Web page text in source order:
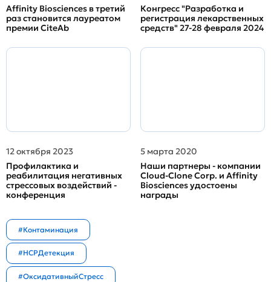
Affinity Biosciences в третий
раз становится лауреатом
премии CiteAb
Конгресс "Разработка и
регистрация лекарственных
средств" 27-28 февраля 2024
12 октября 2023
Профилактика и
реабилитация негативных
стрессовых воздействий -
конференция
5 марта 2020
Наши партнеры - компании
Cloud-Clone Corp. и Affinity
Biosciences удостоены
награды
#Контаминация
#HCPДетекция
#ОксидативныйСтресс